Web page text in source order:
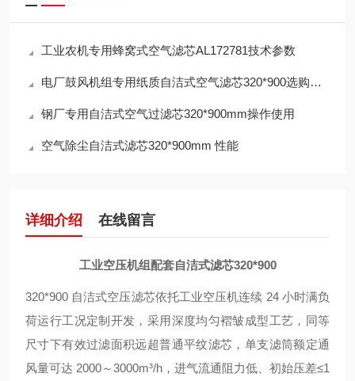
工业农机专用蜂窝式空气滤芯AL172781技术参数
电厂鼓风机组专用纸质自洁式空气滤芯320*900选购指南
钢厂专用自洁式空气过滤芯320*900mm操作使用
空气除尘自洁式滤芯320*900mm 性能
详细介绍 在线留言
工业空压机组配套自洁式滤芯320*900
320*900 自洁式空压滤芯依托工业空压机连续 24 小时满负
荷运行工况定制开发，采用深度均匀褶皱成型工艺，同等
尺寸下有效过滤面积远超普通平纹滤芯，单支滤筒额定通
风量可达 2000～3000m³/h，进气流通阻力低、初始压差≤1